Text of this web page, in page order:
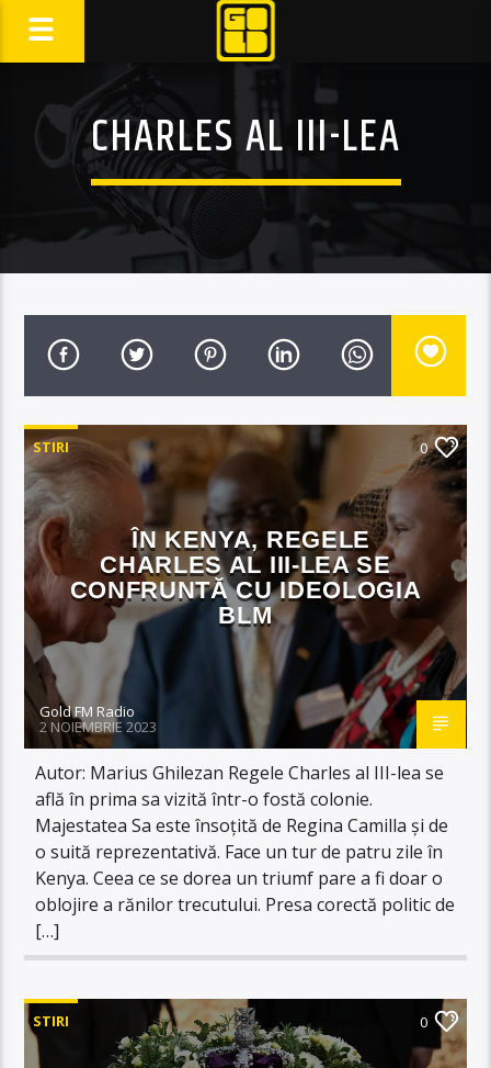
CHARLES AL III-LEA
STIRI 0
ÎN KENYA, REGELE
CHARLES AL III-LEA SE
CONFRUNTĂ CU IDEOLOGIA
BLM
Gold FM Radio
2 NOIEMBRIE 2023
Autor: Marius Ghilezan Regele Charles al III-lea se
află în prima sa vizită într-o fostă colonie.
Majestatea Sa este însoțită de Regina Camilla și de
o suită reprezentativă. Face un tur de patru zile în
Kenya. Ceea ce se dorea un triumf pare a fi doar o
oblojire a rănilor trecutului. Presa corectă politic de
[…]
STIRI 0